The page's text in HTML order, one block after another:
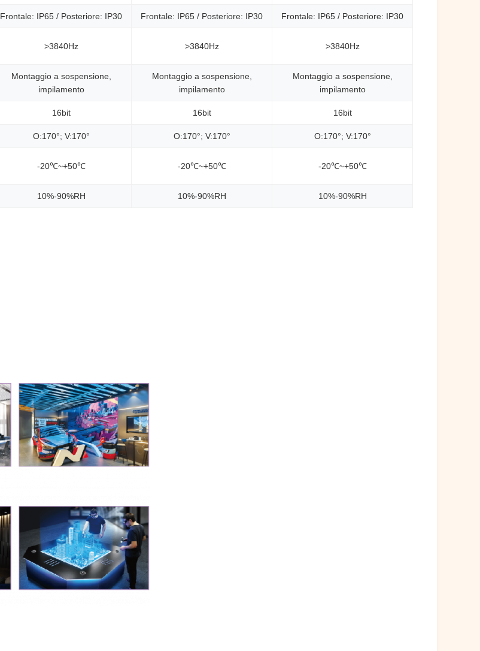
Frontale: IP65 / Posteriore: IP30 Frontale: IP65 / Posteriore: IP30 Frontale: IP65 / Posteriore: IP30
>3840Hz >3840Hz >3840Hz
Montaggio a sospensione,
impilamento
Montaggio a sospensione,
impilamento
Montaggio a sospensione,
impilamento
16bit 16bit 16bit
O:170°; V:170° O:170°; V:170° O:170°; V:170°
-20℃~+50℃ -20℃~+50℃ -20℃~+50℃
10%-90%RH 10%-90%RH 10%-90%RH